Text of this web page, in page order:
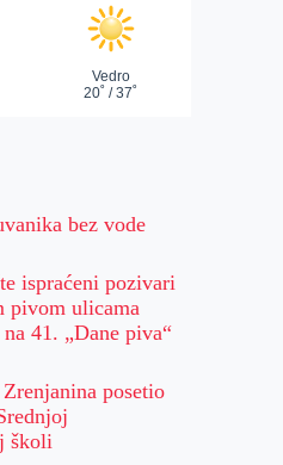
bez vode
ispraćeni pozivari
pivom ulicama
41. „Dane piva“
posetio
školi